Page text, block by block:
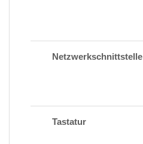
Netzwerkschnittstelle
Tastatur